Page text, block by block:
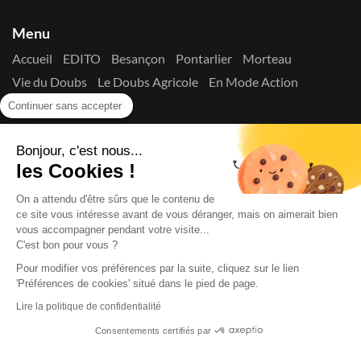
Continuer sans accepter
Bonjour, c'est nous...
les Cookies !
On a attendu d'être sûrs que le contenu de
ce site vous intéresse avant de vous déranger, mais on aimerait bien
vous accompagner pendant votre visite...
C'est bon pour vous ?
Pour modifier vos préférences par la suite, cliquez sur le lien
'Préférences de cookies' situé dans le pied de page.
Lire la politique de confidentialité
Consentements certifiés par
Menu
Accueil EDITO Besançon Pontarlier
Morteau
Vie du Doubs
Le Doubs Agricole
En Mode Action
Contactez-nous !
Suivez-nous sur les réseaux
Copyright © 2026 La Presse du Doubs
2725-8165 - N° de commission paritaire : 1125 Y 94392
Données Personnelles
Mentions Légales